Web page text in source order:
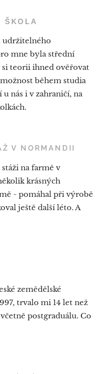
ŠKOLA
udržitelného
mne byla střední
si teorii ihned ověřovat
během studia
nás i v zahraničí, na
V NORMANDII
na farmě v
krásných
- pomáhal při výrobě
ještě další léto. A
zemědělské
trvalo mi 14 let než
postgraduálu. Co